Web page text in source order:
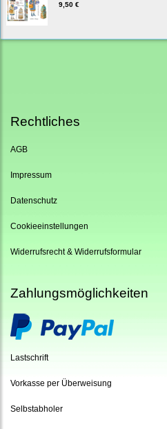
9,50 €
Rechtliches
AGB
Impressum
Datenschutz
Cookieeinstellungen
Widerrufsrecht & Widerrufsformular
Zahlungsmöglichkeiten
Lastschrift
Vorkasse per Überweisung
Selbstabholer